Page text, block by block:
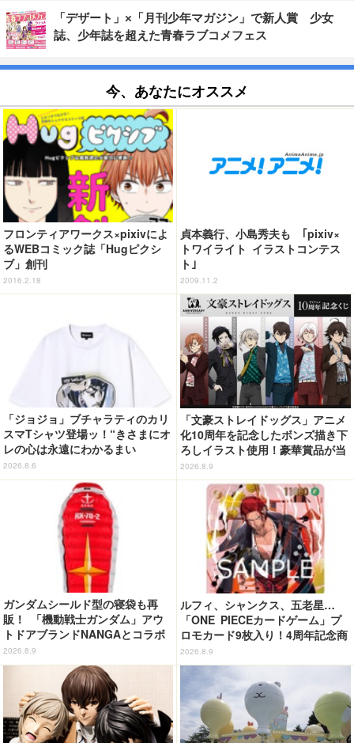
「デザート」×「月刊少年マガジン」で新人賞 少女
誌、少年誌を超えた青春ラブコメフェス
今、あなたにオススメ
フロンティアワークス×pixivによ
るWEBコミック誌「Hugピクシ
ブ」創刊
2016.2.18
貞本義行、小島秀夫も ｢pixiv×
トワイライト イラストコンテス
ト｣
2009.11.2
「ジョジョ」ブチャラティのカリ
スマTシャツ登場ッ！“きさまにオ
レの心は永遠にわかるまい
ッ！”や感動のクライマックスを
デザイン
2026.8.6
「文豪ストレイドッグス」アニメ
化10周年を記念したボンズ描き下
ろしイラスト使用！豪華賞品が当
たるオンラインくじ発売
2026.8.9
ガンダムシールド型の寝袋も再
販！ 「機動戦士ガンダム」アウ
トドアブランドNANGAとコラボ
したアパレルがカッコいい！ 日
常使いしやすいシンプルなデザイ
2026.8.9
ルフィ、シャンクス、五老星…
「ONE PIECEカードゲーム」プ
ロモカード9枚入り！4周年記念商
品が抽選販売【9月2日23時まで】
2026.8.9